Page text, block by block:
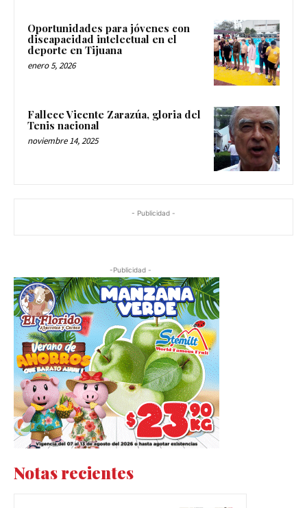
Oportunidades para jóvenes con
discapacidad intelectual en el
deporte en Tijuana
enero 5, 2026
Fallece Vicente Zarazúa, gloria del
Tenis nacional
noviembre 14, 2025
- Publicidad -
-Publicidad -
Notas recientes